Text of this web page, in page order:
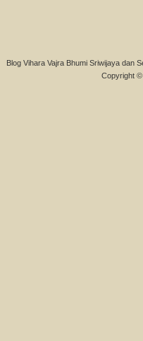
Blog Vihara Vajra Bhumi Sriwijaya dan
Copyright ©